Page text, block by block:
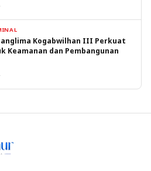
Kogabwilhan III Perkuat
Keamanan dan Pembangunan